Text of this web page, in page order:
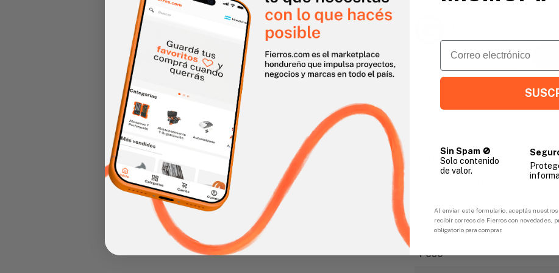
Haz clic en la imagen para alargar
Descripción
Especificaciones
Tipo
Longitud
Peso
Email
Sin Spam 🚫
Solo contenido
de valor.
Al enviar este formulario, aceptás
recibir correos de Fierros con novedades,
obligatorio para comprar.